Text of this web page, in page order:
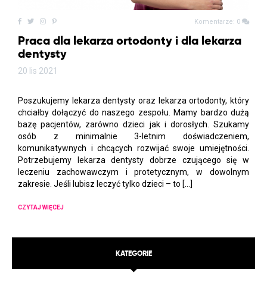
Komentarze: 0
Praca dla lekarza ortodonty i dla lekarza
dentysty
20 lis 2021
Poszukujemy lekarza dentysty oraz lekarza ortodonty, który
chciałby dołączyć do naszego zespołu. Mamy bardzo dużą
bazę pacjentów, zarówno dzieci jak i dorosłych. Szukamy
osób z minimalnie 3-letnim doświadczeniem,
komunikatywnych i chcących rozwijać swoje umiejętności.
Potrzebujemy lekarza dentysty dobrze czującego się w
leczeniu zachowawczym i protetycznym, w dowolnym
zakresie. Jeśli lubisz leczyć tylko dzieci – to […]
CZYTAJ WIĘCEJ
KATEGORIE